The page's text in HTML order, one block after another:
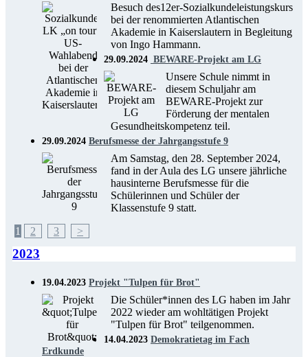
Besuch des12er-Sozialkundeleistungskurs
bei der renommierten Atlantischen
Akademie in Kaiserslautern in Begleitung
von Ingo Hammann.
29.09.2024 BEWARE-Projekt am LG
Unsere Schule nimmt in
diesem Schuljahr am
BEWARE-Projekt zur
Förderung der mentalen
Gesundheitskompetenz teil.
29.09.2024 Berufsmesse der Jahrgangsstufe 9
Am Samstag, den 28. September 2024,
fand in der Aula des LG unsere jährliche
hausinterne Berufsmesse für die
Schülerinnen und Schüler der
Klassenstufe 9 statt.
1
2 3 >
2023
19.04.2023 Projekt "Tulpen für Brot"
Die Schüler*innen des LG haben im Jahr
2022 wieder am wohltätigen Projekt
"Tulpen für Brot" teilgenommen.
14.04.2023 Demokratietag im Fach
Erdkunde